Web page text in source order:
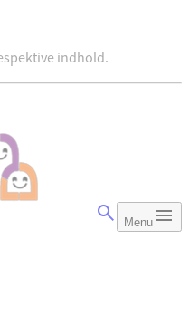
indhold.
Menu